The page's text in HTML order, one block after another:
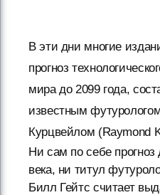
В эти дни многие
прогноз
мира до 2099 года,
известным
Курцвейлом (Raymond
Ни сам по себе прогноз
века, ни титул
Билл Гейтс считает